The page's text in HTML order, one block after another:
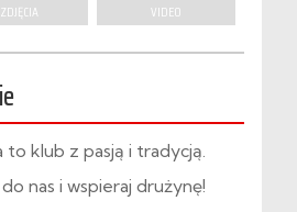
ZDJĘCIA
VIDEO
to klub z pasją i tradycją.
nas i wspieraj drużynę!